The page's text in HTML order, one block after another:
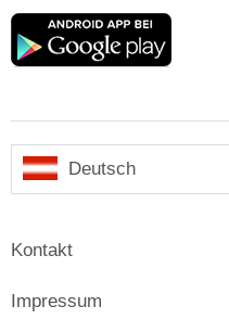
Google
Deutsch
Kontakt
Impressum